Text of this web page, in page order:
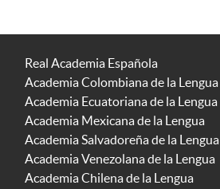
Real Academia Española
Academia Colombiana de la Lengua
Academia Ecuatoriana de la Lengua
Academia Mexicana de la Lengua
Academia Salvadoreña de la Lengua
Academia Venezolana de la Lengua
Academia Chilena de la Lengua